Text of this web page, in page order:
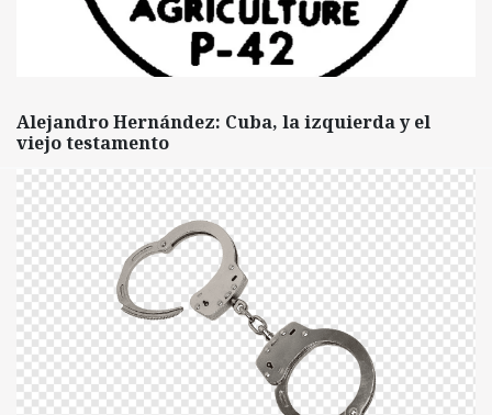
Alejandro Hernández: Cuba, la izquierda y el
viejo testamento